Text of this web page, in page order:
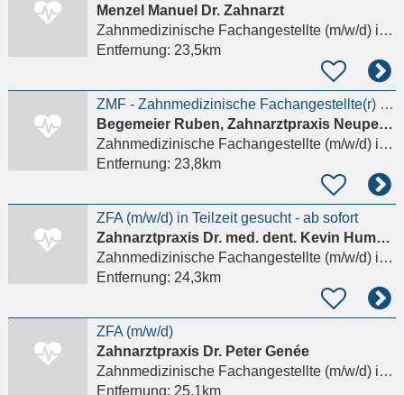
Menzel Manuel Dr. Zahnarzt
Zahnmedizinische Fachangestellte (m/w/d)in München, Hadern
Entfernung: 23,5km
ZMF - Zahnmedizinische Fachangestellte(r) (mwd) in München Südost
Begemeier Ruben, Zahnarztpraxis Neuperlach Süd
Zahnmedizinische Fachangestellte (m/w/d)in München, Perlach
Entfernung: 23,8km
ZFA (m/w/d) in Teilzeit gesucht - ab sofort
Zahnarztpraxis Dr. med. dent. Kevin Hummel
Zahnmedizinische Fachangestellte (m/w/d)in Erdweg, Großberghofen
Entfernung: 24,3km
ZFA (m/w/d)
Zahnarztpraxis Dr. Peter Genée
Zahnmedizinische Fachangestellte (m/w/d)in Neubiberg
Entfernung: 25,1km